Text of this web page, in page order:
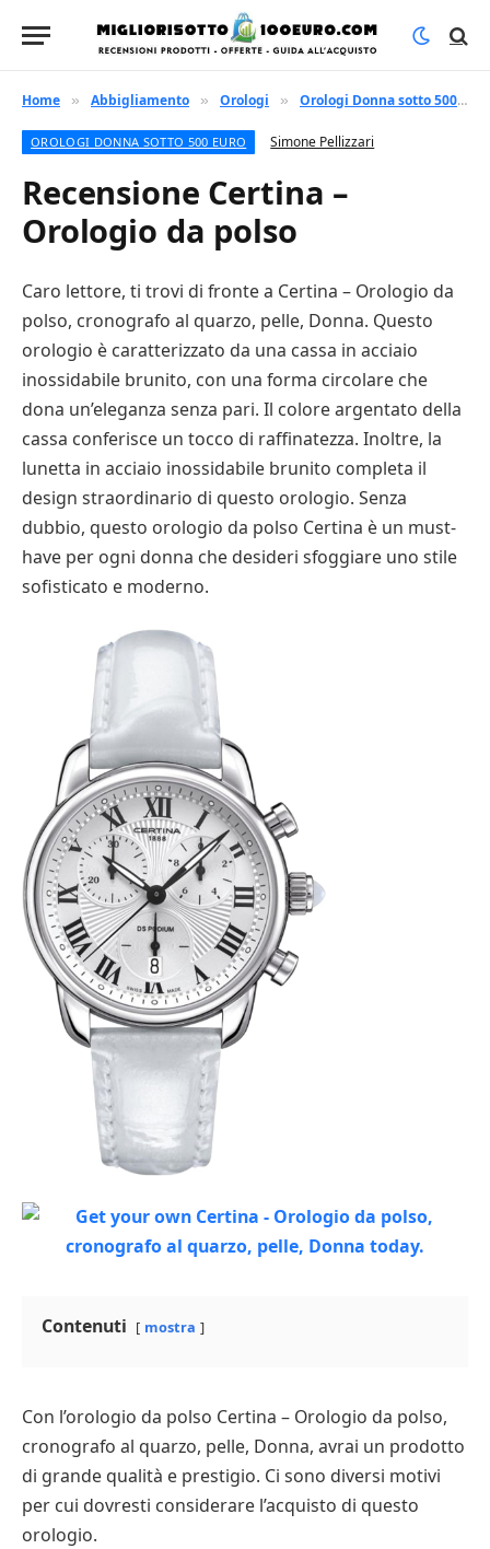
Home » Abbigliamento » Orologi » Orologi Donna sotto 500 euro
OROLOGI DONNA SOTTO 500 EURO Simone Pellizzari
Recensione Certina –
Orologio da polso
Caro lettore, ti trovi di fronte a Certina – Orologio da
polso, cronografo al quarzo, pelle, Donna. Questo
orologio è caratterizzato da una cassa in acciaio
inossidabile brunito, con una forma circolare che
dona un’eleganza senza pari. Il colore argentato della
cassa conferisce un tocco di raffinatezza. Inoltre, la
lunetta in acciaio inossidabile brunito completa il
design straordinario di questo orologio. Senza
dubbio, questo orologio da polso Certina è un must-
have per ogni donna che desideri sfoggiare uno stile
sofisticato e moderno.
Contenuti mostra
Con l’orologio da polso Certina – Orologio da polso,
cronografo al quarzo, pelle, Donna, avrai un prodotto
di grande qualità e prestigio. Ci sono diversi motivi
per cui dovresti considerare l’acquisto di questo
orologio.